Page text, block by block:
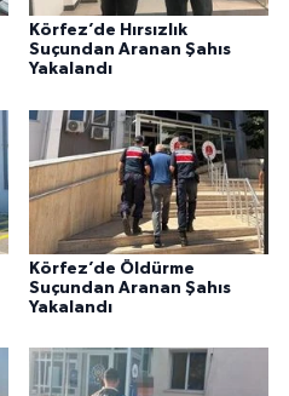
Körfez’de Hırsızlık
Suçundan Aranan Şahıs
Yakalandı
Körfez’de Öldürme
Suçundan Aranan Şahıs
Yakalandı